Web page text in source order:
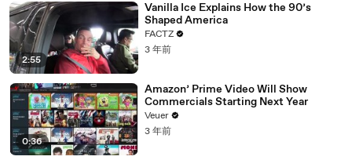
2:55
Vanilla Ice Explains How the 90’s
Shaped America
FACTZ
3 年前
0:36
Amazon’ Prime Video Will Show
Commercials Starting Next Year
Veuer
3 年前